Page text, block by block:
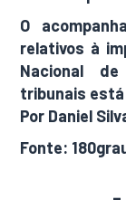
O
relativos à
Nacional
tribunais está
Por Daniel
Fonte: